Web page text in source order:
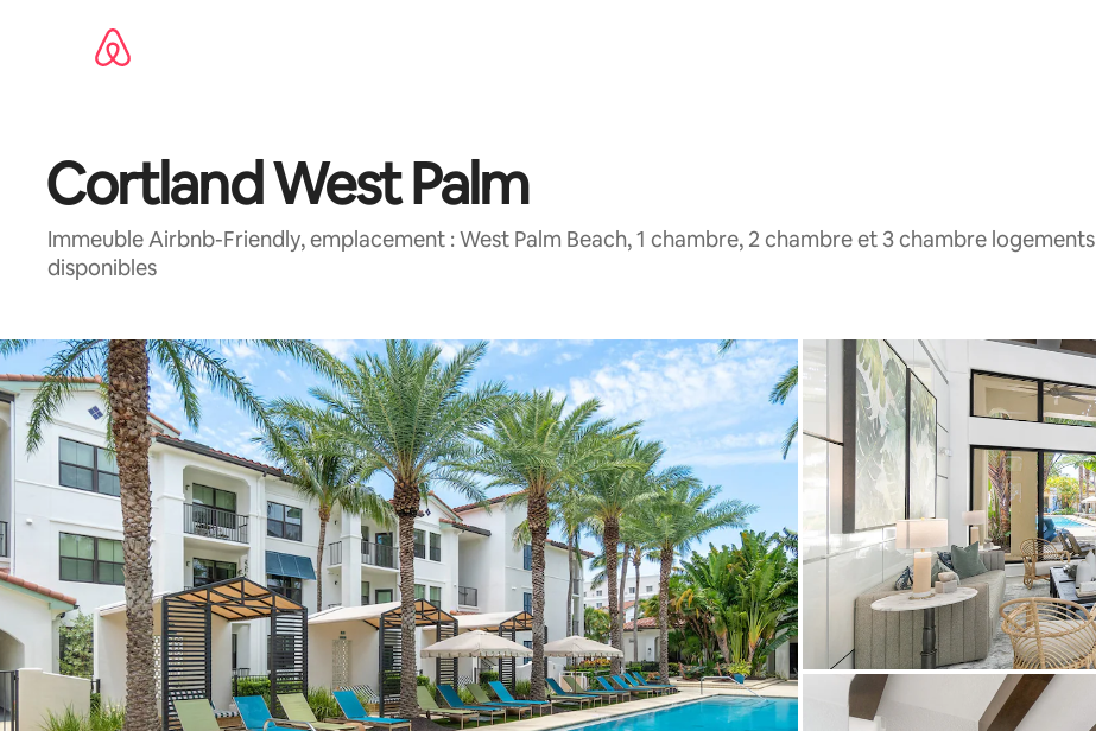
Cortland West Palm
Immeuble Airbnb-Friendly, emplacement : West Palm Beach, 1 chambre, 2 chambre et 3 chambre logements
disponibles